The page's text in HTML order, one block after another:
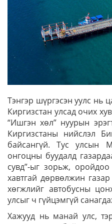
Тэнгэр шүргэсэн уулс нь
Киргизстан улсад очих
“Ишгэн хөл” нуурын
Киргизстаны нийслэл
байсангүй. Тус улсын
онгоцны буудалд
сувд”-ыг зорьж,
хавтгай дөрвөлжин
хөгжлийг автобусны
улсыг ч гүйцэмгүй
Хажууд нь манай улс,